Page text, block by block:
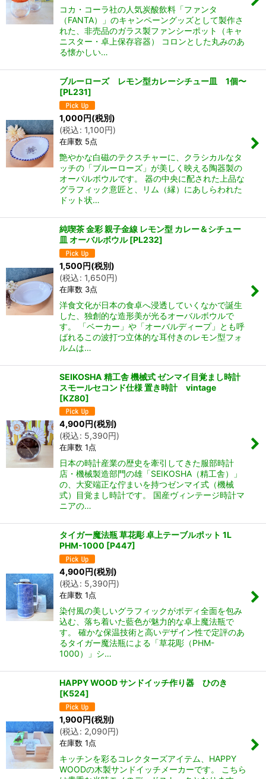
コカ・コーラ社の人気炭酸飲料「ファンタ
（FANTA）」のキャンペーングッズとして製作さ
れた、非売品のガラス製ファンシーポット（キャ
ニスター・卓上保存容器） コロンとした丸みのあ
る懐かしい…
ブルーローズ レモン型カレーシチュー皿 1個〜
[PL231]
1,000円(税別)
(税込: 1,100円)
在庫数 5点
艶やかな白磁のテクスチャーに、クラシカルなタ
ッチの「ブルーローズ」が美しく映える陶器製の
オーバルボウルです。 器の中央に配された上品な
グラフィック意匠と、リム（縁）にあしらわれた
ドット状…
純喫茶 金彩 親子金線 レモン型 カレー＆シチュー
皿 オーバルボウル [PL232]
1,500円(税別)
(税込: 1,650円)
在庫数 3点
洋食文化が日本の食卓へ浸透していくなかで誕生
した、独創的な造形美が光るオーバルボウルで
す。 「ベーカー」や「オーバルディープ」とも呼
ばれるこの波打つ立体的な耳付きのレモン型フォ
ルムは…
SEIKOSHA 精工舎 機械式 ゼンマイ目覚まし時計
スモールセコンド仕様 置き時計 vintage
[KZ80]
4,900円(税別)
(税込: 5,390円)
在庫数 1点
日本の時計産業の歴史を牽引してきた服部時計
店・機械製造部門の雄「SEIKOSHA（精工舎）」
の、大変端正な佇まいを持つゼンマイ式（機械
式）目覚まし時計です。 国産ヴィンテージ時計マ
ニアの…
タイガー魔法瓶 草花彫 卓上テーブルポット 1L
PHM-1000 [P447]
4,900円(税別)
(税込: 5,390円)
在庫数 1点
染付風の美しいグラフィックがボディ全面を包み
込む、落ち着いた藍色が魅力的な卓上魔法瓶で
す。 確かな保温技術と高いデザイン性で定評のあ
るタイガー魔法瓶による「草花彫（PHM-
1000）」シ…
HAPPY WOOD サンドイッチ作り器 ひのき
[K524]
1,900円(税別)
(税込: 2,090円)
在庫数 1点
キッチンを彩るコレクターズアイテム、HAPPY
WOODの木製サンドイッチメーカーです。 こちら